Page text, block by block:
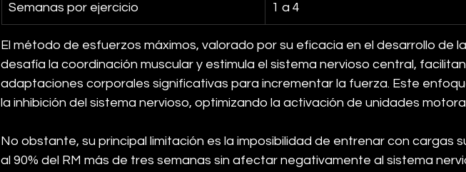
Semanas por ejercicio 1 a 4
El método de esfuerzos máximos, valorado por su eficacia en el desarrollo de
desafía la coordinación muscular y estimula el sistema nervioso central,
adaptaciones corporales significativas para incrementar la fuerza. Este
la inhibición del sistema nervioso, optimizando la activación de unidades
No obstante, su principal limitación es la imposibilidad de entrenar con cargas
al 90% del RM más de tres semanas sin afectar negativamente al sistema